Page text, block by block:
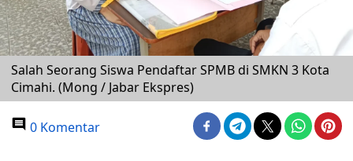
Salah Seorang Siswa Pendaftar SPMB di SMKN 3 Kota
Cimahi. (Mong / Jabar Ekspres)
0 Komentar